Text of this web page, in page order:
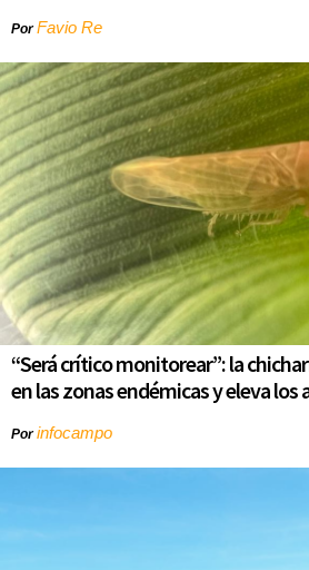
PorFavio Re
“Será crítico monitorear”: la
en las zonas endémicas y eleva los
Porinfocampo